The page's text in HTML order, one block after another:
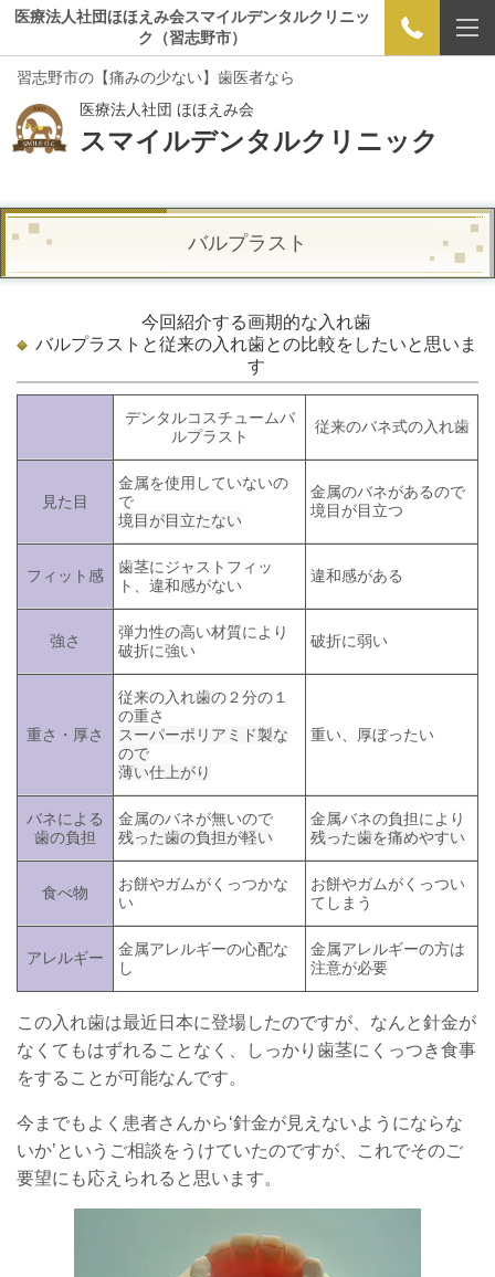
医療法人社団ほほえみ会スマイルデンタルクリニッ
ク（習志野市）
習志野市の【痛みの少ない】歯医者なら
医療法人社団 ほほえみ会
スマイルデンタルクリニック
バルプラスト
今回紹介する画期的な入れ歯
バルプラストと従来の入れ歯との比較をしたいと思いま
す
デンタルコスチュームバ
ルプラスト
従来のバネ式の入れ歯
見た目
金属を使用していないの
で
境目が目立たない
金属のバネがあるので
境目が目立つ
フィット感
歯茎にジャストフィッ
ト、違和感がない
違和感がある
強さ
弾力性の高い材質により
破折に強い
破折に弱い
重さ・厚さ
従来の入れ歯の２分の１
の重さ
スーパーポリアミド製な
ので
薄い仕上がり
重い、厚ぼったい
バネによる
歯の負担
金属のバネが無いので
残った歯の負担が軽い
金属バネの負担により
残った歯を痛めやすい
食べ物
お餅やガムがくっつかな
い
お餅やガムがくっつい
てしまう
アレルギー
金属アレルギーの心配な
し
金属アレルギーの方は
注意が必要
この入れ歯は最近日本に登場したのですが、なんと針金が
なくてもはずれることなく、しっかり歯茎にくっつき食事
をすることが可能なんです。
今までもよく患者さんから‘針金が見えないようにならな
いか’というご相談をうけていたのですが、これでそのご
要望にも応えられると思います。